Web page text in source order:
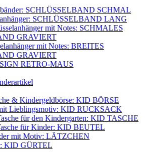
SCHLÜSSELBAND SCHMAL
SCHLÜSSELBAND LANG
mit Notes: SCHMALES
GRAVIERT
mit Notes: BREITES
GRAVIERT
RETRO-MAUS
& Kindergeldbörse: KID BÖRSE
Lieblingsmotiv: KID RUCKSACK
für den Kindergarten: KID TASCHE
für Kinder: KID BEUTEL
mit Motiv: LÄTZCHEN
KID GÜRTEL